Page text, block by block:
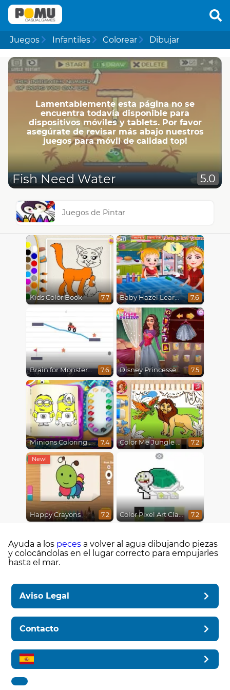
Juegos Infantiles Colorear Dibujar
Lamentablemente esta página no se
encuentra todavía disponible para
dispositivos móviles y tablets. Por favor
asegúrate de revisar más abajo nuestros
juegos para móvil de calidad top!
Fish Need Water 5.0
Juegos de Pintar
Kids Color Book 7.7 Baby Hazel Learns Colors 7.6
Brain for Monster Truck 7.6 Disney Princesses Rainbow Dresses 7.5
Minions Coloring Book 7.4 Color Me Jungle Animals 7.2
Happy Crayons 7.2 Color Pixel Art Classic 7.2
Ayuda a los peces a volver al agua dibujando piezas
y colocándolas en el lugar correcto para empujarles
hasta el mar.
Aviso Legal
Contacto